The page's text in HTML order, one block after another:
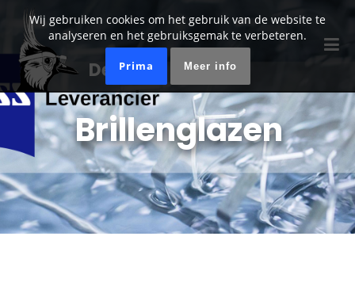
Wij gebruiken cookies om het gebruik van de website te
analyseren en het gebruiksgemak te verbeteren.
Prima Meer info
De Kievit Optiek
Brillenglazen